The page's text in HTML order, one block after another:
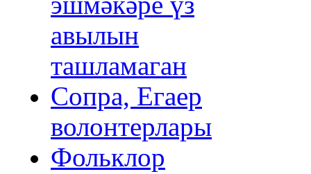
авылын
ташламаган
Сопра, Егаер
волонтерлары
Фольклор